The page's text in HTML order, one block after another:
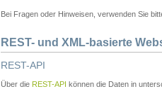
Bei Fragen oder Hinweisen, verwenden Sie
REST- und XML-basierte
REST-API
Über die REST-API können die Daten in